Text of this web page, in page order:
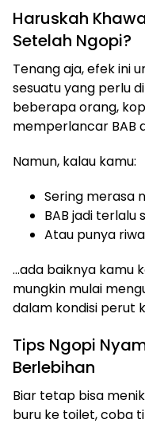
Haruskah
Setelah Ngopi?
Tenang aja, efek ini
sesuatu yang perlu
beberapa orang,
memperlancar BAB
Namun, kalau kamu:
Sering merasa
BAB jadi terlalu
Atau punya
…ada baiknya kamu
mungkin mulai
dalam kondisi perut
Tips Ngopi
Berlebihan
Biar tetap bisa
buru ke toilet, coba